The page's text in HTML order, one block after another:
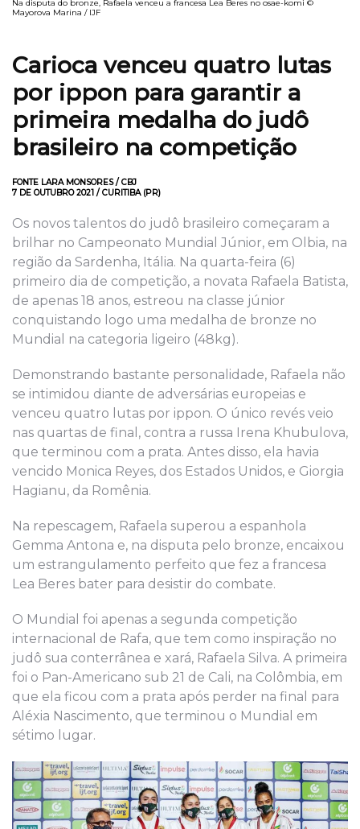
Na disputa do bronze, Rafaela venceu a francesa Lea Beres no osae-komi ©
Mayorova Marina / IJF
Carioca venceu quatro lutas
por ippon para garantir a
primeira medalha do judô
brasileiro na competição
FONTE LARA MONSORES / CBJ
7 DE OUTUBRO 2021 / CURITIBA (PR)
Os novos talentos do judô brasileiro começaram a
brilhar no Campeonato Mundial Júnior, em Olbia, na
região da Sardenha, Itália. Na quarta-feira (6)
primeiro dia de competição, a novata Rafaela Batista,
de apenas 18 anos, estreou na classe júnior
conquistando logo uma medalha de bronze no
Mundial na categoria ligeiro (48kg).
Demonstrando bastante personalidade, Rafaela não
se intimidou diante de adversárias europeias e
venceu quatro lutas por ippon. O único revés veio
nas quartas de final, contra a russa Irena Khubulova,
que terminou com a prata. Antes disso, ela havia
vencido Monica Reyes, dos Estados Unidos, e Giorgia
Hagianu, da Romênia.
Na repescagem, Rafaela superou a espanhola
Gemma Antona e, na disputa pelo bronze, encaixou
um estrangulamento perfeito que fez a francesa
Lea Beres bater para desistir do combate.
O Mundial foi apenas a segunda competição
internacional de Rafa, que tem como inspiração no
judô sua conterrânea e xará, Rafaela Silva. A primeira
foi o Pan-Americano sub 21 de Cali, na Colômbia, em
que ela ficou com a prata após perder na final para
Aléxia Nascimento, que terminou o Mundial em
sétimo lugar.